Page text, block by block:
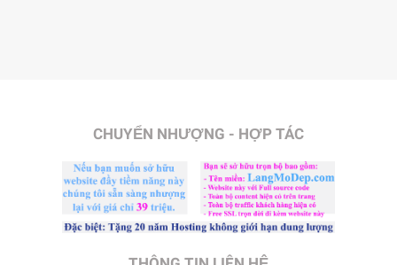
CHUYỂN NHƯỢNG - HỢP TÁC